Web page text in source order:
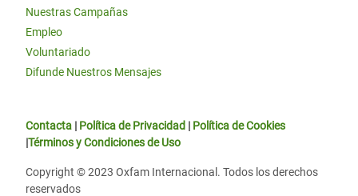
Nuestras Campañas
Empleo
Voluntariado
Difunde Nuestros Mensajes
Contacta | Política de Privacidad | Política de Cookies
|Términos y Condiciones de Uso
Copyright © 2023 Oxfam Internacional. Todos los derechos
reservados